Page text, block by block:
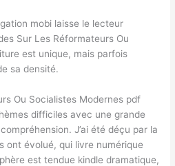
mobi laisse le lecteur
Sur Les Réformateurs Ou
est unique, mais parfois
sa densité.
Ou Socialistes Modernes pdf
difficiles avec une grande
J’ai été déçu par la
ont évolué, qui livre numérique
est tendue kindle dramatique,